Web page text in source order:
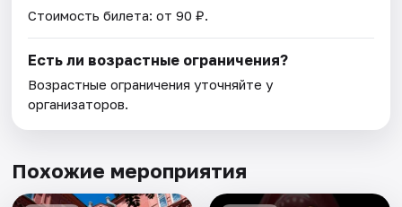
Стоимость билета: от 90 ₽.
Есть ли возрастные ограничения?
Возрастные ограничения уточняйте у
организаторов.
Похожие мероприятия